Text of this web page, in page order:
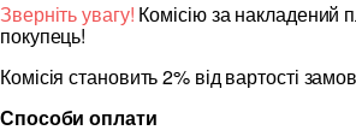
Зверніть увагу! Комісію за накладений
покупець!
Комісія становить 2% від вартості
Способи оплати